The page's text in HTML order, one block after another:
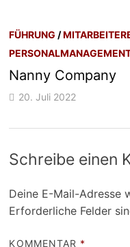
FÜHRUNG /
Nanny Company
20. Juli 2022
Schreibe einen
Deine E-Mail-Adresse
Erforderliche Felder
KOMMENTAR *